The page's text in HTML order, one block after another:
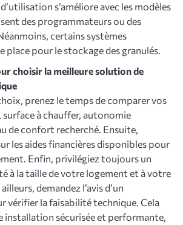
s’améliore avec les modèles
des programmateurs ou des
certains systèmes
place pour le stockage des granulés.
choisir la meilleure solution de
prenez le temps de comparer vos
à chauffer, autonomie
de confort recherché. Ensuite,
les aides financières disponibles pour
Enfin, privilégiez toujours un
à la taille de votre logement et à votre
demandez l’avis d’un
vérifier la faisabilité technique. Cela
installation sécurisée et performante,